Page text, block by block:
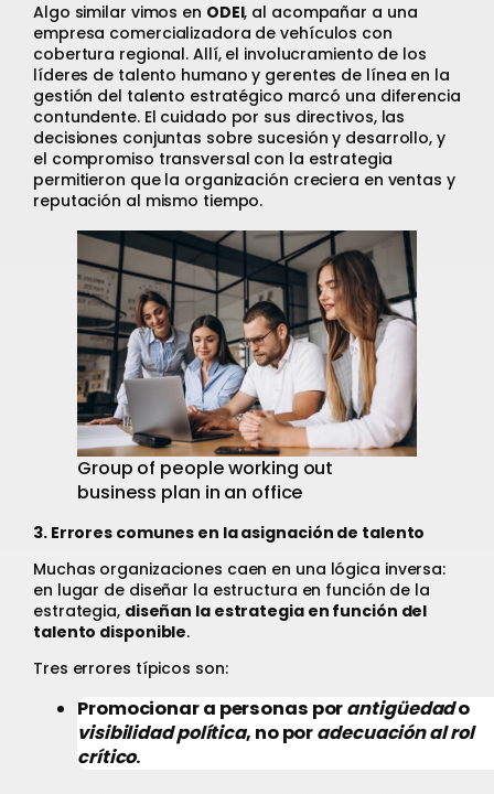
Algo similar vimos en ODEI, al acompañar a una
empresa comercializadora de vehículos con
cobertura regional. Allí, el involucramiento de los
líderes de talento humano y gerentes de línea en la
gestión del talento estratégico marcó una diferencia
contundente. El cuidado por sus directivos, las
decisiones conjuntas sobre sucesión y desarrollo, y
el compromiso transversal con la estrategia
permitieron que la organización creciera en ventas y
reputación al mismo tiempo.
Group of people working out
business plan in an office
3. Errores comunes en la asignación de talento
Muchas organizaciones caen en una lógica inversa:
en lugar de diseñar la estructura en función de la
estrategia, diseñan la estrategia en función del
talento disponible.
Tres errores típicos son:
Promocionar a personas porantigüedado
visibilidad política, no poradecuación al rol
crítico.